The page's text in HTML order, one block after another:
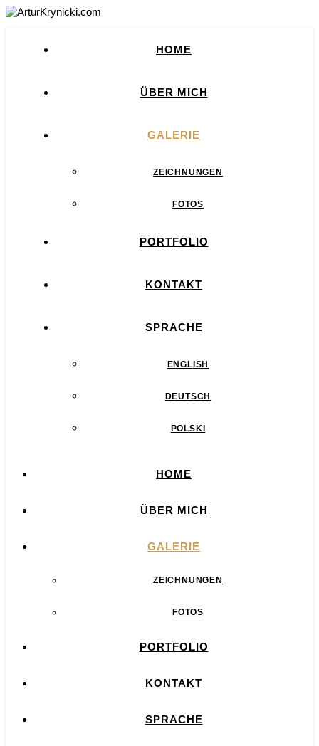
HOME
ÜBER MICH
GALERIE
ZEICHNUNGEN
FOTOS
PORTFOLIO
KONTAKT
SPRACHE
ENGLISH
DEUTSCH
POLSKI
HOME
ÜBER MICH
GALERIE
ZEICHNUNGEN
FOTOS
PORTFOLIO
KONTAKT
SPRACHE